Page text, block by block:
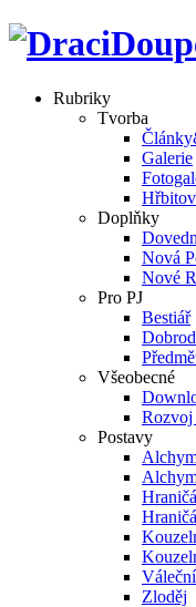
Rubriky
Tvorba
Galerie
Hřbitov
Doplňky
Nová
Nové
Pro PJ
Bestiář
Všeobecné
Postavy
Zloděj